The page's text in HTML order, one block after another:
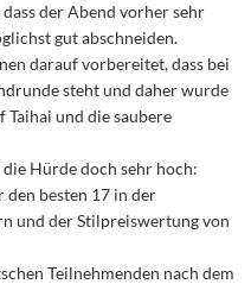
der Abend vorher sehr
gut abschneiden.
darauf vorbereitet, dass bei
steht und daher wurde
Taihai und die saubere
Hürde doch sehr hoch:
den besten 17 in der
und der Stilpreiswertung von
Teilnehmenden nach dem